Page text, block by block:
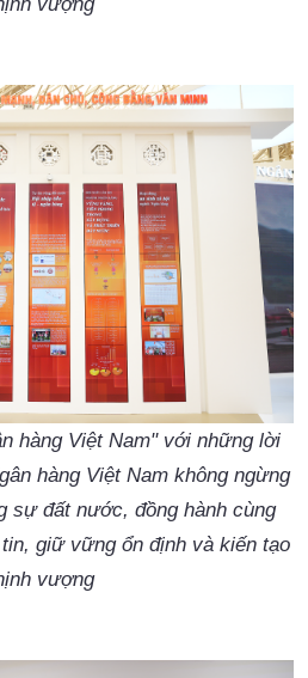
hàng Việt Nam" với những lời
hàng Việt Nam không ngừng
sự đất nước, đồng hành cùng
giữ vững ổn định và kiến tạo
vượng